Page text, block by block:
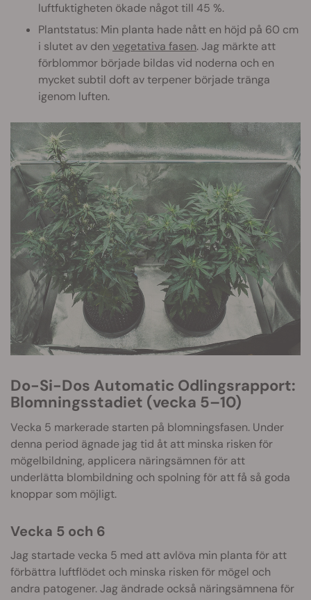
luftfuktigheten ökade något till 45 %.
Plantstatus: Min planta hade nått en höjd på 60 cm
i slutet av den vegetativa fasen. Jag märkte att
förblommor började bildas vid noderna och en
mycket subtil doft av terpener började tränga
igenom luften.
Do-Si-Dos Automatic Odlingsrapport:
Blomningsstadiet (vecka 5–10)
Vecka 5 markerade starten på blomningsfasen. Under
denna period ägnade jag tid åt att minska risken för
mögelbildning, applicera näringsämnen för att
underlätta blombildning och spolning för att få så goda
knoppar som möjligt.
Vecka 5 och 6
Jag startade vecka 5 med att avlöva min planta för att
förbättra luftflödet och minska risken för mögel och
andra patogener. Jag ändrade också näringsämnena för